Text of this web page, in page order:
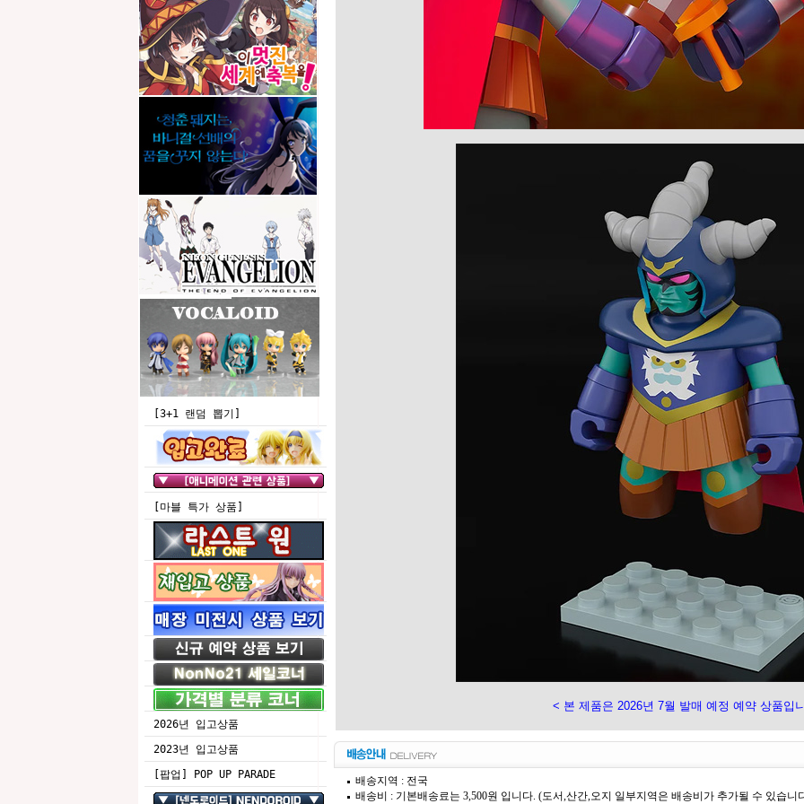
[3+1 랜덤 뽑기]
[마블 특가 상품]
2026년 입고상품
2023년 입고상품
[팝업] POP UP PARADE
< 본 제품은 2026년 7월 발매 예정 예약 상품입
배송지역 : 전국
배송비 : 기본배송료는 3,500원 입니다. (도서,산간,오지 일부지역은 배송비가 추가될 수 있습